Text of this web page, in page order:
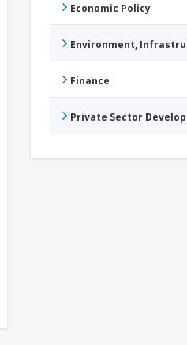
Economic Policy
Environment,
Finance
Private Sector